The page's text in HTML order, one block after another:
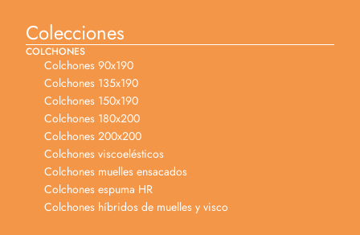
Colecciones
COLCHONES
Colchones 90x190
Colchones 135x190
Colchones 150x190
Colchones 180x200
Colchones 200x200
Colchones viscoelésticos
Colchones muelles ensacados
Colchones espuma HR
Colchones híbridos de muelles y visco